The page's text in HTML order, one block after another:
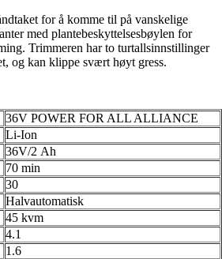
for å komme til på vanskelige
med plantebeskyttelsesbøylen for
Trimmeren har to turtallsinnstillinger
og kan klippe svært høyt gress.
36V POWER FOR ALL ALLIANCE
Li-Ion
36V/2 Ah
70 min
30
Halvautomatisk
45 kvm
4.1
1.6